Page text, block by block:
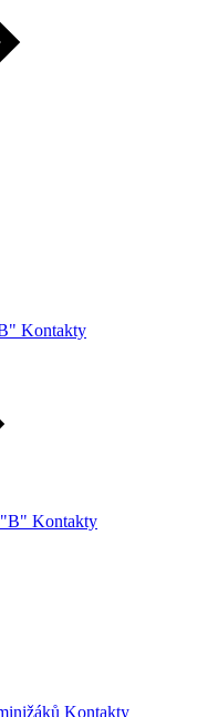
Kontakty
Kontakty
Kontakty